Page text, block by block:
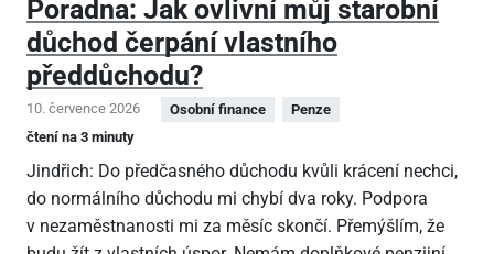
Poradna: Jak ovlivní můj starobní
důchod čerpání vlastního
předdůchodu?
10. července 2026 Osobní finance
Penze
čtení na 3 minuty
Jindřich: Do předčasného důchodu kvůli krácení nechci,
do normálního důchodu mi chybí dva roky. Podpora
v nezaměstnanosti mi za měsíc skončí. Přemýšlím, že